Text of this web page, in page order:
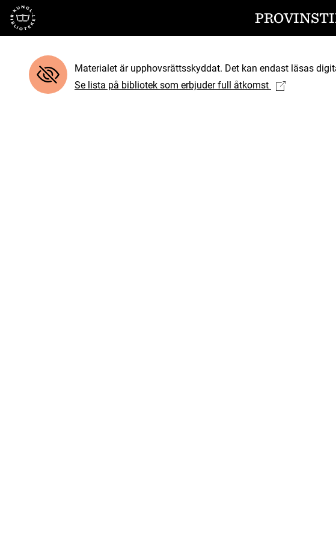
Till startsidan
Materialet är upphovsrättsskyddat. Det kan endast läsas
Se lista på bibliotek som erbjuder full åtkomst